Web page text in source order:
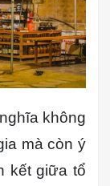
không
mà còn ý
kết giữa tổ